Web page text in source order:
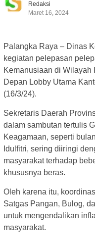
Redaksi
Maret 16, 2024
Palangka Raya – Dinas
kegiatan pelepasan
Kemanusiaan di Wilayah
Depan Lobby Utama
(16/3/24).
Sekretaris Daerah
dalam sambutan tertulis
Keagamaan, seperti
Idulfitri, sering diiringi
masyarakat terhadap
khususnya beras.
Oleh karena itu,
Satgas Pangan, Bulog,
untuk mengendalikan
masyarakat.